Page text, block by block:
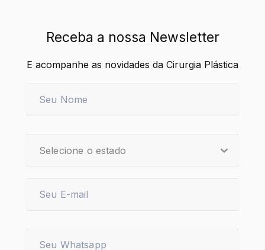
Receba a nossa Newsletter
E acompanhe as novidades da Cirurgia Plástica